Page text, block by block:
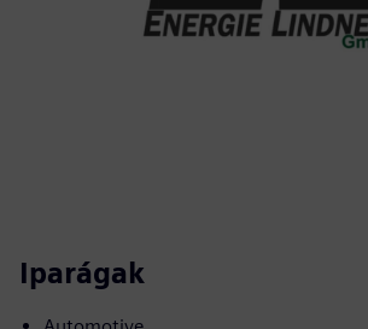
Iparágak